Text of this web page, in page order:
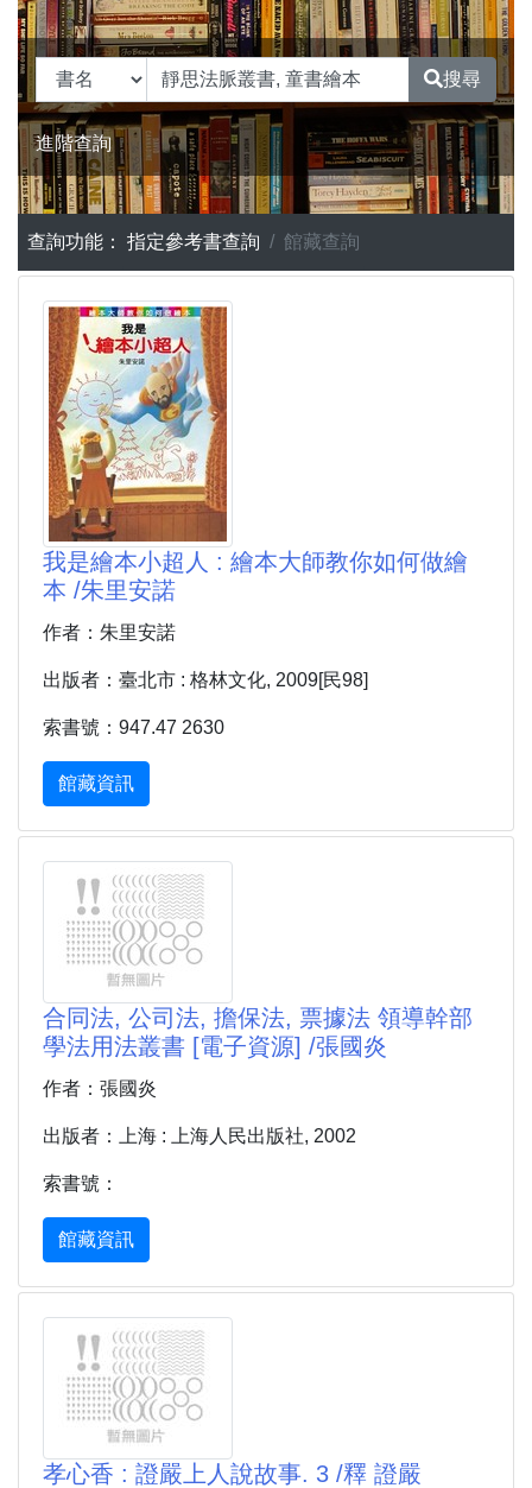
搜尋
進階查詢
查詢功能： 指定參考書查詢 館藏查詢
我是繪本小超人 : 繪本大師教你如何做繪
本 /朱里安諾
作者：朱里安諾
出版者：臺北市 : 格林文化, 2009[民98]
索書號：947.47 2630
館藏資訊
合同法, 公司法, 擔保法, 票據法 領導幹部
學法用法叢書 [電子資源] /張國炎
作者：張國炎
出版者：上海 : 上海人民出版社, 2002
索書號：
館藏資訊
孝心香 : 證嚴上人說故事. 3 /釋 證嚴